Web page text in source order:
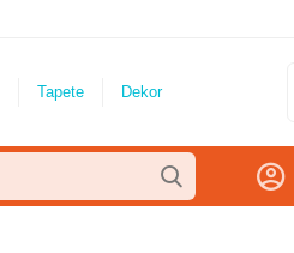
Tapete Dekor